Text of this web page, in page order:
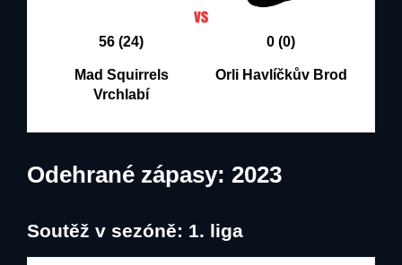
56 (24)
Mad Squirrels
Vrchlabí
0 (0)
Orli Havlíčkův Brod
Odehrané zápasy: 2023
Soutěž v sezóně: 1. liga